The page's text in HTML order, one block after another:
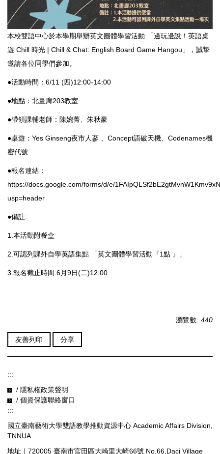
本校雙語中心於本學期舉辦英文團體學習活動:「邊玩邊說！英語桌
遊 Chill 時光 | Chill & Chat: English Board Game Hangou」，誠摯
邀請各位同學們參加。
●活動時間：6/11 (四)12:00-14:00
●地點：北畫廊203教室
●帶領課輔老師：陳婉菁、朱秋豪
●桌遊：Yes Ginseng夜市人蔘 、Concept語破天機、Codenames機
密代號
●報名連結：
https://docs.google.com/forms/d/e/
usp=header
●備註:
1.本活動附餐盒
2.可認列課外自學英語集點 「英文團體學習活動『1點 』」
3.報名截止時間:6月9日(二)12:00
瀏覽數: 440
友善列印 分享
:::
/ 隱私權政策聲明
/ 個資保護聯絡窗口
:::
國立臺南藝術大學雙語教學推動資源中心 Academic Affairs Division,
TNNUA
地址｜720005 臺南市官田區大崎里大崎66號 No.66,Daci Village